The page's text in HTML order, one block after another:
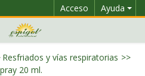
Ayuda
Acceso
Resfriados y vías respiratorias >>
20 ml.